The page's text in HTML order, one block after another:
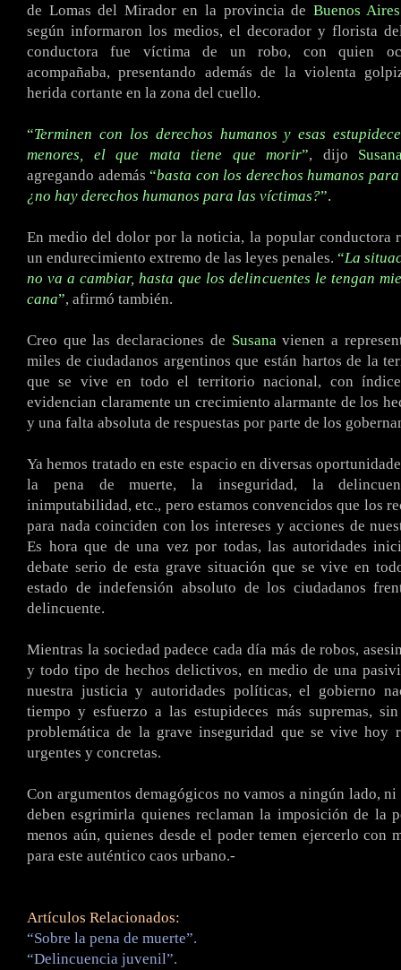
de Lomas del Mirador en la provincia de Buenos Aires
según informaron los medios, el decorador y florista
conductora fue víctima de un robo, con quien
acompañaba, presentando además de la violenta
herida cortante en la zona del cuello.
“Terminen con los derechos humanos y esas
menores, el que mata tiene que morir”, dijo
agregando además “basta con los derechos humanos
¿no hay derechos humanos para las víctimas?”.
En medio del dolor por la noticia, la popular conductora
un endurecimiento extremo de las leyes penales. “La
no va a cambiar, hasta que los delincuentes le tengan
cana”, afirmó también.
Creo que las declaraciones de Susanavienen a
miles de ciudadanos argentinos que están hartos de la
que se vive en todo el territorio nacional, con
evidencian claramente un crecimiento alarmante de los
y una falta absoluta de respuestas por parte de los
Ya hemos tratado en este espacio en diversas
la pena de muerte, la inseguridad, la
inimputabilidad, etc., pero estamos convencidos que los
para nada coinciden con los intereses y acciones de
Es hora que de una vez por todas, las autoridades
debate serio de esta grave situación que se vive en
estado de indefensión absoluto de los ciudadanos
delincuente.
Mientras la sociedad padece cada día más de robos,
y todo tipo de hechos delictivos, en medio de una
nuestra justicia y autoridades políticas, el gobierno
tiempo y esfuerzo a las estupideces más supremas,
problemática de la grave inseguridad que se vive hoy
urgentes y concretas.
Con argumentos demagógicos no vamos a ningún lado,
deben esgrimirla quienes reclaman la imposición de la
menos aún, quienes desde el poder temen ejercerlo con
para este auténtico caos urbano.-
Artículos Relacionados:
“Sobre la pena de muerte”.
“Delincuencia juvenil”.